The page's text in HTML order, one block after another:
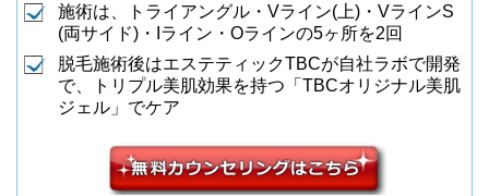
施術は、トライアングル・Vライン(上)・VラインS
(両サイド)・Iライン・Oラインの5ヶ所を2回
脱毛施術後はエステティックTBCが自社ラボで開発
で、トリプル美肌効果を持つ「TBCオリジナル美肌
ジェル」でケア